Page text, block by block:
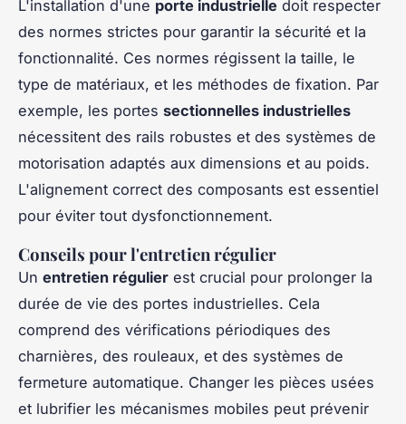
L'installation d'une porte industrielle doit respecter
des normes strictes pour garantir la sécurité et la
fonctionnalité. Ces normes régissent la taille, le
type de matériaux, et les méthodes de fixation. Par
exemple, les portes sectionnelles industrielles
nécessitent des rails robustes et des systèmes de
motorisation adaptés aux dimensions et au poids.
L'alignement correct des composants est essentiel
pour éviter tout dysfonctionnement.
Conseils pour l'entretien régulier
Un entretien régulier est crucial pour prolonger la
durée de vie des portes industrielles. Cela
comprend des vérifications périodiques des
charnières, des rouleaux, et des systèmes de
fermeture automatique. Changer les pièces usées
et lubrifier les mécanismes mobiles peut prévenir